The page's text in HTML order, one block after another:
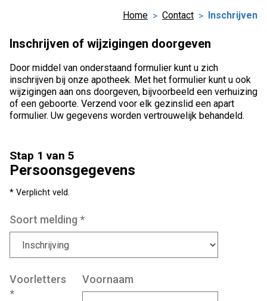
Home Contact Inschrijven
Inschrijven of wijzigingen doorgeven
Door middel van onderstaand formulier kunt u zich
inschrijven bij onze apotheek. Met het formulier kunt u ook
wijzigingen aan ons doorgeven, bijvoorbeeld een verhuizing
of een geboorte. Verzend voor elk gezinslid een apart
formulier. Uw gegevens worden vertrouwelijk behandeld.
Stap 1 van 5
Persoonsgegevens
* Verplicht veld.
Soort melding *
Voorletters
*
Voornaam